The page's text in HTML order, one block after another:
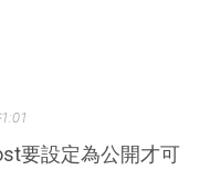
要設定為公開才可